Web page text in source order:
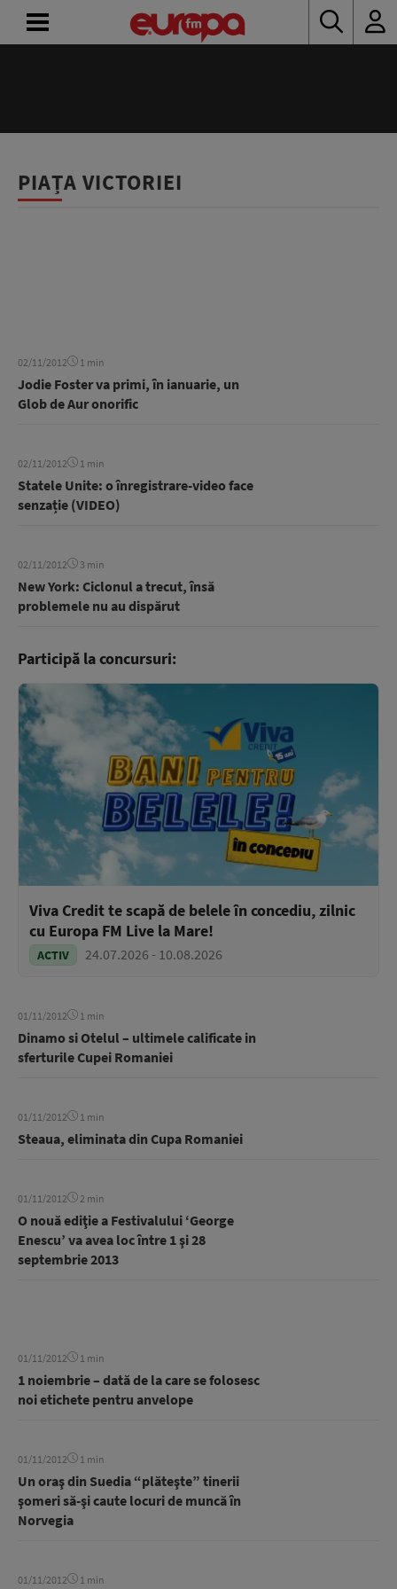
PIAȚA VICTORIEI
02/11/2012 1 min
Jodie Foster va primi, în ianuarie, un
Glob de Aur onorific
02/11/2012 1 min
Statele Unite: o înregistrare-video face
senzație (VIDEO)
02/11/2012 3 min
New York: Ciclonul a trecut, însă
problemele nu au dispărut
Participă la concursuri:
Viva Credit te scapă de belele în concediu, zilnic
cu Europa FM Live la Mare!
ACTIV 24.07.2026 - 10.08.2026
01/11/2012 1 min
Dinamo si Otelul – ultimele calificate in
sferturile Cupei Romaniei
01/11/2012 1 min
Steaua, eliminata din Cupa Romaniei
01/11/2012 2 min
O nouă ediţie a Festivalului ‘George
Enescu’ va avea loc între 1 şi 28
septembrie 2013
01/11/2012 1 min
1 noiembrie – dată de la care se folosesc
noi etichete pentru anvelope
01/11/2012 1 min
Un oraş din Suedia “plăteşte” tinerii
şomeri să-şi caute locuri de muncă în
Norvegia
01/11/2012 1 min